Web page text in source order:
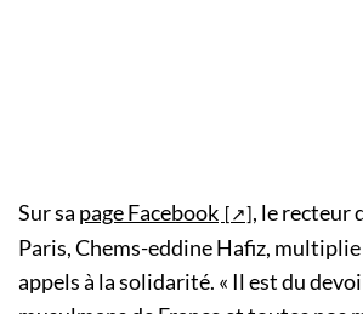
Sur sa page Facebook
, le recteur
Paris, Chems-eddine Hafiz,
appels à la solidarité. « Il est du